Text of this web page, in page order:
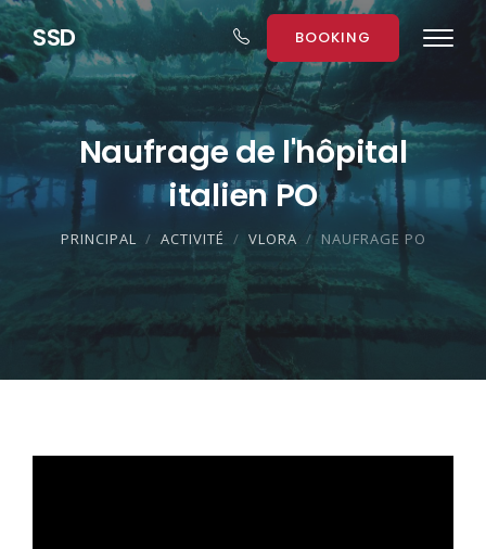
SSD BOOKING
Naufrage de l'hôpital
italien PO
PRINCIPAL ACTIVITÉ VLORA NAUFRAGE PO